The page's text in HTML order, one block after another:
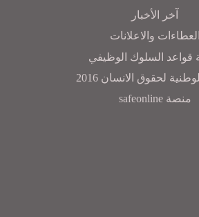
آخر الأخبار
العطاءات والاعلانات
قواعد السلوك الوظيفي
لحقوق الانسان 2016
منصة safeonline